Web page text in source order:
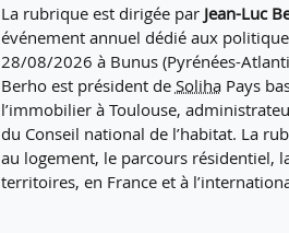
La rubrique est dirigée par Jean-Luc
événement annuel dédié aux
28/08/2026 à Bunus (Pyrénées-
Berho est président de SolihaPays
l’immobilier à Toulouse,
du Conseil national de l’habitat. La
au logement, le parcours résidentiel,
territoires, en France et à